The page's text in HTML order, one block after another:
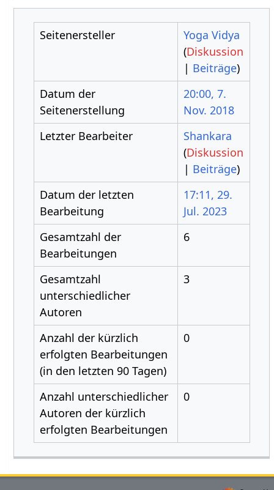
Seitenersteller
Yoga Vidya
(Diskussion
| Beiträge)
Datum der
Seitenerstellung
20:00, 7.
Nov. 2018
Letzter Bearbeiter
Shankara
(Diskussion
| Beiträge)
Datum der letzten
Bearbeitung
17:11, 29.
Jul. 2023
Gesamtzahl der
Bearbeitungen
6
Gesamtzahl
unterschiedlicher
Autoren
3
Anzahl der kürzlich
erfolgten Bearbeitungen
(in den letzten 90 Tagen)
0
Anzahl unterschiedlicher
Autoren der kürzlich
erfolgten Bearbeitungen
0